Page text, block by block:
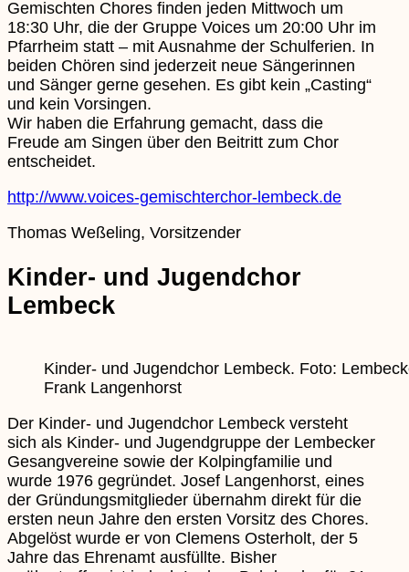
Gemischten Chores finden jeden Mittwoch um
18:30 Uhr, die der Gruppe Voices um 20:00 Uhr im
Pfarrheim statt – mit Ausnahme der Schulferien. In
beiden Chören sind jederzeit neue Sängerinnen
und Sänger gerne gesehen. Es gibt kein „Casting“
und kein Vorsingen.
Wir haben die Erfahrung gemacht, dass die
Freude am Singen über den Beitritt zum Chor
entscheidet.
http://www.voices-gemischterchor-lembeck.de
Thomas Weßeling, Vorsitzender
Kinder- und Jugendchor
Lembeck
Kinder- und Jugendchor Lembeck. Foto:
Frank Langenhorst
Der Kinder- und Jugendchor Lembeck versteht
sich als Kinder- und Jugendgruppe der Lembecker
Gesangvereine sowie der Kolpingfamilie und
wurde 1976 gegründet. Josef Langenhorst, eines
der Gründungsmitglieder übernahm direkt für die
ersten neun Jahre den ersten Vorsitz des Chores.
Abgelöst wurde er von Clemens Osterholt, der 5
Jahre das Ehrenamt ausfüllte. Bisher